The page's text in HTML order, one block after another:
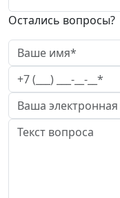
Остались вопросы?